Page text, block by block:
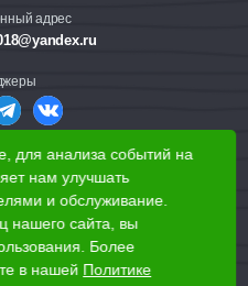
адрес
служба
77-60-50
для анализа событий на
нам улучшать
и обслуживание.
нашего сайта, вы
Более
в нашей Политике